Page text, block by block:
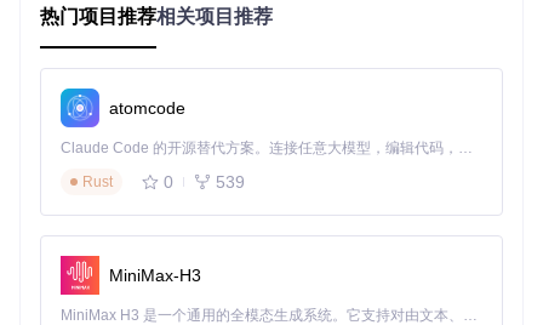
多维度监控：实时采集CPU、GPU等关键硬件的温度与负
静音与散热
实施路径：三步完成智能风扇系统部署
第一步：快速安装与基础配置
git clone
FanControl.Releases
热门项目推荐相关项目推荐
atomcode
Claude Code 的开源替代方案。连接任意大模型，编辑代码，运行命令，自动验证 — 全自动执行。用 Rust 构建，极致性能。 ｜ An open-source alternative to Claude Code. Connect any LLM, edit code, run commands, and verify changes — autonomously. Built in Rust for speed. Get Started
Rust
0 539
MiniMax-H3
MiniMax H3 是一个通用的全模态生成系统。它支持对由文本、图像、视频和音频组成的多模态上下文进行统一理解，并能生成分辨率高达 2K、时长可达 15 秒的带原生立体声音频的视频。得益于面向任务泛化的系统设计，H3 在预训练阶段就已具备广泛的多模态上下文理解与生成能力，能够出色地执行复杂的多模态指令。